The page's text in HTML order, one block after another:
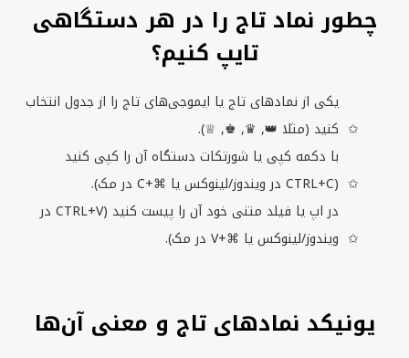
چطور نماد تاج را در هر دستگاهی
تایپ کنیم؟
یکی از نمادهای تاج یا ایموجی‌های تاج را از جدول انتخاب
کنید (مثلا 👑, ♛, ♚, ♕).
با دکمه کپی یا شورتکات دستگاه آن را کپی کنید
(
CTRL+C در ویندوز/لینوکس یا ⌘+C در مک).
در اپ یا فیلد متنی خود آن را پیست کنید (CTRL+V در
ویندوز/لینوکس یا ⌘+V در مک).
یونیکد نمادهای تاج و معنی آن‌ها